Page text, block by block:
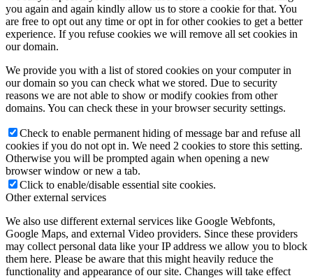
you again and again kindly allow us to store a cookie for that. You
are free to opt out any time or opt in for other cookies to get a better
experience. If you refuse cookies we will remove all set cookies in
our domain.
We provide you with a list of stored cookies on your computer in
our domain so you can check what we stored. Due to security
reasons we are not able to show or modify cookies from other
domains. You can check these in your browser security settings.
Check to enable permanent hiding of message bar and refuse all
cookies if you do not opt in. We need 2 cookies to store this setting.
Otherwise you will be prompted again when opening a new
browser window or new a tab.
Click to enable/disable essential site cookies.
Other external services
We also use different external services like Google Webfonts,
Google Maps, and external Video providers. Since these providers
may collect personal data like your IP address we allow you to block
them here. Please be aware that this might heavily reduce the
functionality and appearance of our site. Changes will take effect